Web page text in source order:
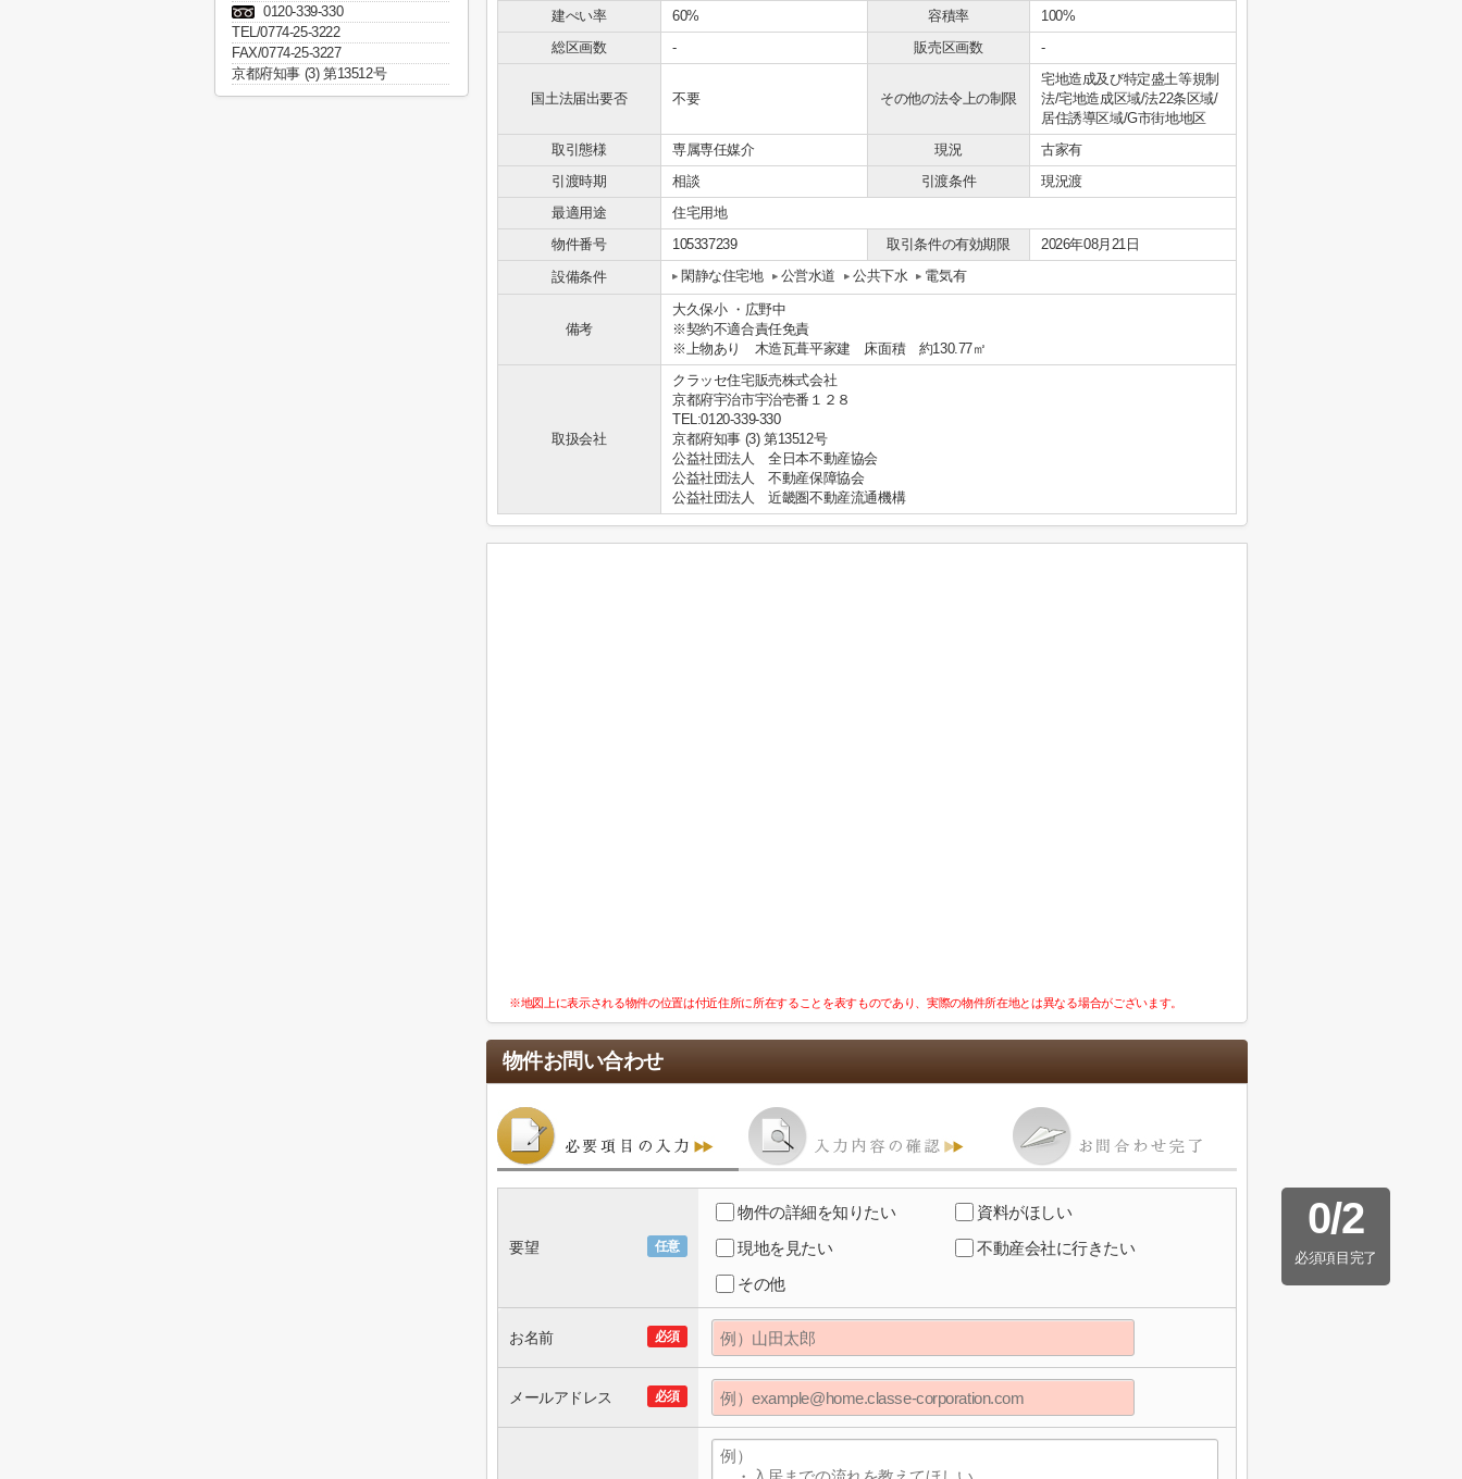
建ぺい率
60% 容積率
100%
総区画数
- 販売区画数 -
国土法届出要否 不要 その他の法令上の制限
宅地造成及び特定盛土等規制
法/宅地造成区域/法22条区域/
居住誘導区域/G市街地地区
取引態様
専属専任媒介 現況
古家有
引渡時期
相談 引渡条件
現況渡
最適用途
住宅用地
物件番号
105337239 取引条件の有効期限
2026年08月21日
設備条件
閑静な住宅地 公営水道 公共下水 電気有
備考
大久保小 ・広野中
※契約不適合責任免責
※上物あり 木造瓦葺平家建 床面積 約130.77㎡
取扱会社
クラッセ住宅販売株式会社
京都府宇治市宇治壱番１２８
TEL:0120-339-330
京都府知事 (3) 第13512号
公益社団法人 全日本不動産協会
公益社団法人 不動産保障協会
公益社団法人 近畿圏不動産流通機構
※地図上に表示される物件の位置は付近住所に所在することを表すものであり、実際の物件所在地とは異なる場合がございます。
物件お問い合わせ
0/2
必須項目完了
任意
要望
物件の詳細を知りたい
資料がほしい
現地を見たい
不動産会社に行きたい
その他
必須
お名前
必須
メールアドレス
0120-339-330
TEL/0774-25-3222
FAX/0774-25-3227
京都府知事 (3) 第13512号